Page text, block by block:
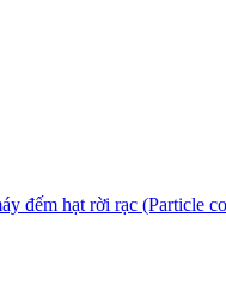
đếm hạt rời rạc (Particle